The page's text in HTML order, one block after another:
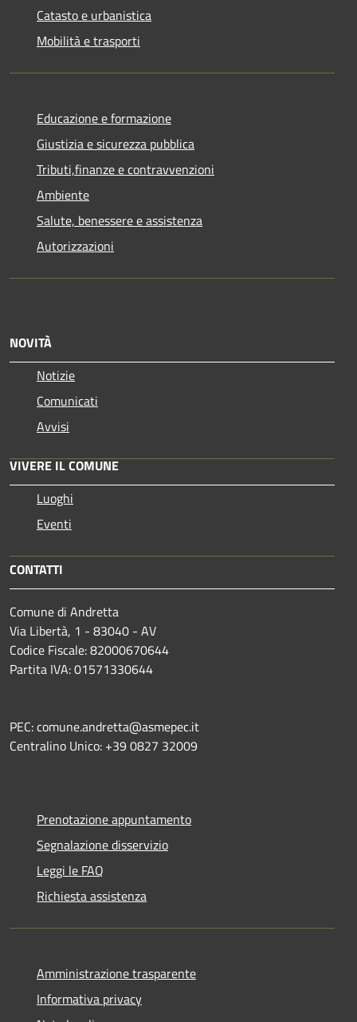
Catasto e urbanistica
Mobilità e trasporti
Educazione e formazione
Giustizia e sicurezza pubblica
Tributi,finanze e contravvenzioni
Ambiente
Salute, benessere e assistenza
Autorizzazioni
NOVITÀ
Notizie
Comunicati
Avvisi
VIVERE IL COMUNE
Luoghi
Eventi
CONTATTI
Comune di Andretta
Via Libertà, 1 - 83040 - AV
Codice Fiscale: 82000670644
Partita IVA: 01571330644
PEC: comune.andretta@asmepec.it
Centralino Unico: +39 0827 32009
Prenotazione appuntamento
Segnalazione disservizio
Leggi le FAQ
Richiesta assistenza
Amministrazione trasparente
Informativa privacy